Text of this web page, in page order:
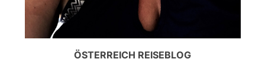
ÖSTERREICH REISEBLOG